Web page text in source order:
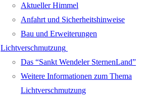
Aktueller Himmel
Anfahrt und Sicherheitshinweise
Bau und Erweiterungen
Lichtverschmutzung
Das “Sankt Wendeler SternenLand”
Weitere Informationen zum Thema
Lichtverschmutzung